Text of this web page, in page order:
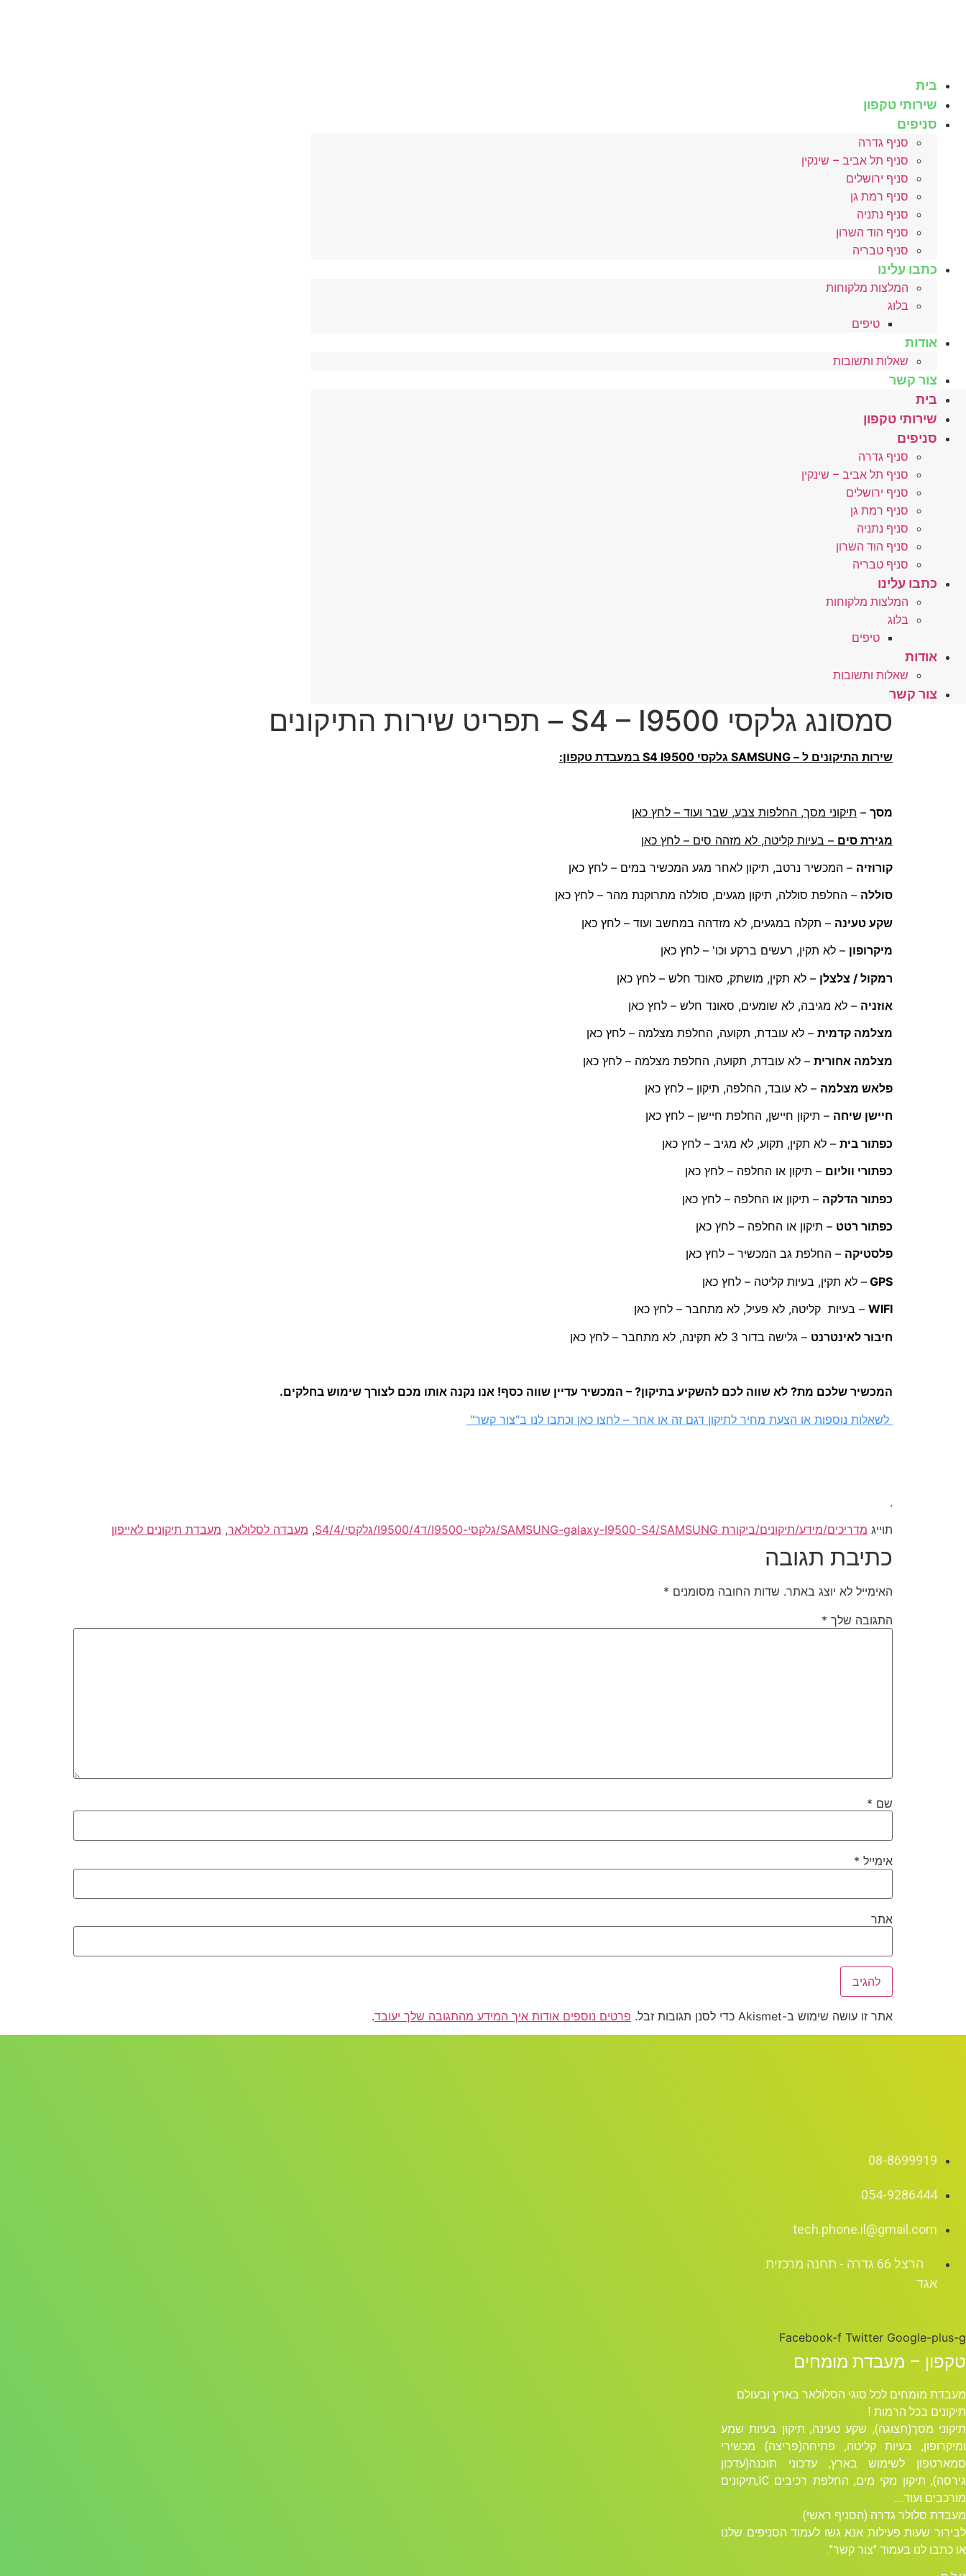
בית
שירותי טקפון
סניפים
סניף גדרה
סניף תל אביב – שינקין
סניף ירושלים
סניף רמת גן
סניף נתניה
סניף הוד השרון
סניף טבריה
כתבו עלינו
המלצות מלקוחות
בלוג
טיפים
אודות
שאלות ותשובות
צור קשר
בית
שירותי טקפון
סניפים
סניף גדרה
סניף תל אביב – שינקין
סניף ירושלים
סניף רמת גן
סניף נתניה
סניף הוד השרון
סניף טבריה
כתבו עלינו
המלצות מלקוחות
בלוג
טיפים
אודות
שאלות ותשובות
צור קשר
סמסונג גלקסי S4 – I9500 – תפריט שירות התיקונים
שירות התיקונים ל – SAMSUNG גלקסי S4 I9500 במעבדת טקפון:
מסך – תיקוני מסך, החלפות צבע, שבר ועוד – לחץ כאן
מגירת סים – בעיות קליטה, לא מזהה סים – לחץ כאן
קורוזיה – המכשיר נרטב, תיקון לאחר מגע המכשיר במים – לחץ כאן
סוללה – החלפת סוללה, תיקון מגעים, סוללה מתרוקנת מהר – לחץ כאן
שקע טעינה – תקלה במגעים, לא מזדהה במחשב ועוד – לחץ כאן
מיקרופון – לא תקין, רעשים ברקע וכו' – לחץ כאן
רמקול / צלצלן – לא תקין, מושתק, סאונד חלש – לחץ כאן
אוזניה – לא מגיבה, לא שומעים, סאונד חלש – לחץ כאן
מצלמה קדמית – לא עובדת, תקועה, החלפת מצלמה – לחץ כאן
מצלמה אחורית – לא עובדת, תקועה, החלפת מצלמה – לחץ כאן
פלאש מצלמה – לא עובד, החלפה, תיקון – לחץ כאן
חיישן שיחה – תיקון חיישן, החלפת חיישן – לחץ כאן
כפתור בית – לא תקין, תקוע, לא מגיב – לחץ כאן
כפתורי ווליום – תיקון או החלפה – לחץ כאן
כפתור הדלקה – תיקון או החלפה – לחץ כאן
כפתור רטט – תיקון או החלפה – לחץ כאן
פלסטיקה – החלפת גב המכשיר – לחץ כאן
GPS – לא תקין, בעיות קליטה – לחץ כאן
WIFI – בעיות קליטה, לא פעיל, לא מתחבר – לחץ כאן
חיבור לאינטרנט – גלישה בדור 3 לא תקינה, לא מתחבר – לחץ כאן
המכשיר שלכם מת? לא שווה לכם להשקיע בתיקון? – המכשיר עדיין שווה כסף! אנו נקנה אותו מכם לצורך שימוש בחלקים.
לשאלות נוספות או הצעת מחיר לתיקון דגם זה או אחר – לחצו כאן וכתבו לנו ב"צור קשר"
.
תוייג מדריכים/מידע/תיקונים/ביקורת SAMSUNG-galaxy-I9500-S4/SAMSUNG/גלקסי-I9500/ד4/I9500/גלקסי/S4/4 , מעבדה לסלולאר, מעבדת תיקונים לאייפון
כתיבת תגובה
האימייל לא יוצג באתר. שדות החובה מסומנים *
התגובה שלך *
שם *
אימייל *
אתר
אתר זו עושה שימוש ב-Akismet כדי לסנן תגובות זבל. פרטים נוספים אודות איך המידע מהתגובה שלך יעובד.
08-8699919
054-9286444
tech.phone.il@gmail.com
הרצל 66 גדרה - תחנה מרכזית
אגד
Facebook-f Twitter Google-plus-g
טקפון – מעבדת מומחים
מעבדת מומחים לכל סוגי הסלולאר בארץ ובעולם
תיקונים בכל הרמות !
תיקוני מסך(תצוגה), שקע טעינה, תיקון בעיות שמע
ומיקרופון, בעיות קליטה, פתיחה(פריצה) מכשירי
סמארטפון לשימוש בארץ, עדכוני תוכנה(עדכון
גירסה), תיקון נזקי מים, החלפת רכיבים ICׁ,תיקונים
מורכבים ועוד….
מעבדת סלולר גדרה (הסניף ראשי)
לבירור שעות פעילות אנא גשו לעמוד הסניפים שלנו
או כתבו לנו בעמוד "צור קשר".